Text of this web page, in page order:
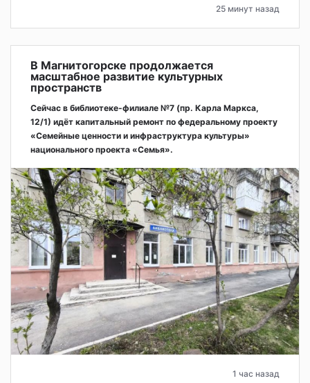
25 минут назад
В Магнитогорске продолжается
масштабное развитие культурных
пространств
Сейчас в библиотеке-филиале №7 (пр. Карла Маркса,
12/1) идёт капитальный ремонт по федеральному проекту
«Семейные ценности и инфраструктура культуры»
национального проекта «Семья».
1 час назад